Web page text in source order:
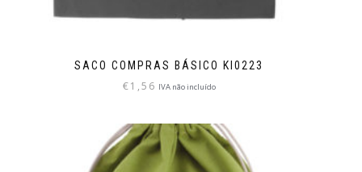
SACO COMPRAS BÁSICO KI0223
€1,56 IVA não incluído